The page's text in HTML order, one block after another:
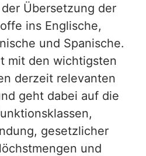
Übersetzung der
ins Englische,
und Spanische.
mit den wichtigsten
derzeit relevanten
geht dabei auf die
gesetzlicher
und